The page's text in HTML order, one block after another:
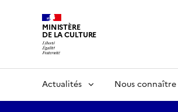
MINISTÈRE
DE LA CULTURE
Actualités Nous connaître